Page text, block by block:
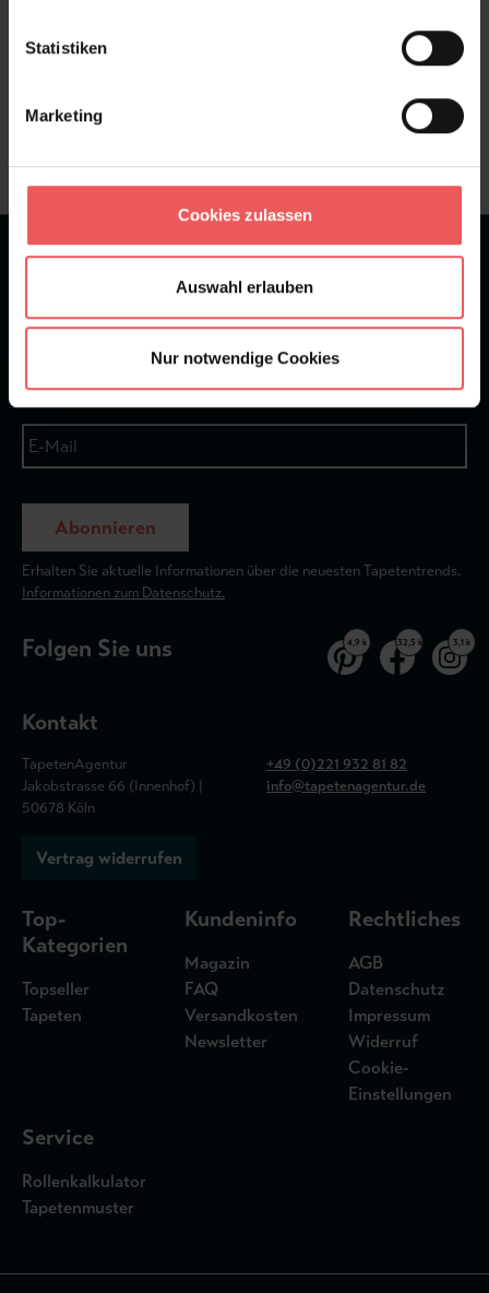
Statistiken
Marketing
Cookies zulassen
Auswahl erlauben
Nur notwendige Cookies
Frage stellen
★★★★★Bei 1245 Bewertungen
Newsletter
Abonnieren
Erhalten Sie aktuelle Informationen über die neuesten Tapetentrends.
Informationen zum Datenschutz.
Folgen Sie uns 4,9 k 32,5 k 3,1 k
Kontakt
TapetenAgentur
Jakobstrasse 66 (Innenhof) |
50678 Köln
+49 (0)221 932 81 82
info@tapetenagentur.de
Vertrag widerrufen
Top-
Kategorien
Topseller
Tapeten
Kundeninfo
Magazin
FAQ
Versandkosten
Newsletter
Rechtliches
AGB
Datenschutz
Impressum
Widerruf
Cookie-
Einstellungen
Service
Rollenkalkulator
Tapetenmuster